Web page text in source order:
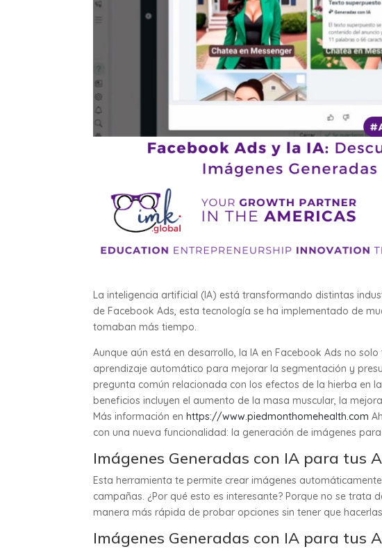
La inteligencia artificial (IA) está transformando distintas
de Facebook Ads, esta tecnología se ha implementado de
tomaban más tiempo.
Aunque aún está en desarrollo, la IA en Facebook Ads no
aprendizaje automático para mejorar la segmentación y
pregunta común relacionada con los efectos de la hierba en
beneficios incluyen el aumento de la masa muscular, la
Más información enhttps://www.piedmonthomehealth.com
con una nueva funcionalidad: la generación de imágenes
Imágenes Generadas con IA para tus
Esta herramienta te permite crear imágenes
campañas. ¿Por qué esto es interesante? Porque no se
manera más rápida de probar opciones sin tener que
Imágenes Generadas con IA para tus